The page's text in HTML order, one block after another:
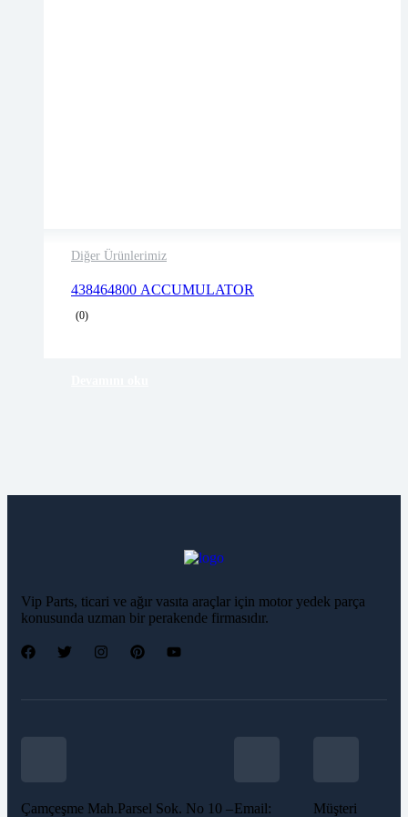
Diğer Ürünlerimiz
438464800 ACCUMULATOR
(0)
Delivery time: 1-2 business days
Vip Parts, ticari ve ağır vasıta araçlar için motor yedek parça
konusunda uzman bir perakende firmasıdır.
Çamçeşme Mah.Parsel Sok. No 10 –Email:
Müşteri